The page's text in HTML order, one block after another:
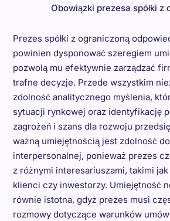
Obowiązki prezesa spółki z
Prezes spółki z ograniczoną
powinien dysponować szeregiem
pozwolą mu efektywnie zarządzać
trafne decyzje. Przede wszystkim
zdolność analitycznego myślenia,
sytuacji rynkowej oraz identyfikację
zagrożeń i szans dla rozwoju
ważną umiejętnością jest zdolność
interpersonalnej, ponieważ prezes
z różnymi interesariuszami, takimi
klienci czy inwestorzy. Umiejętność
równie istotna, gdyż prezes musi
rozmowy dotyczące warunków